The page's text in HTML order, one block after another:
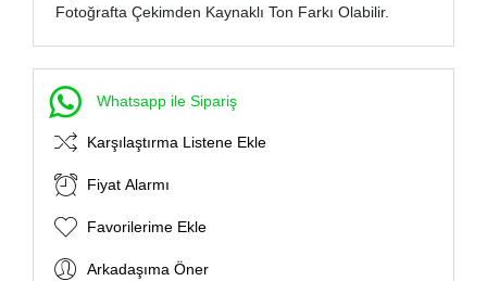
Fotoğrafta Çekimden Kaynaklı Ton Farkı Olabilir.
Whatsapp ile Sipariş
Karşılaştırma Listene Ekle
Fiyat Alarmı
Favorilerime Ekle
Arkadaşıma Öner